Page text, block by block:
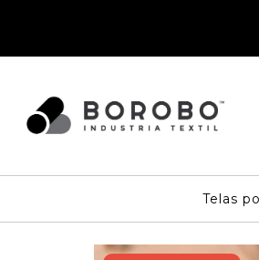
Telas